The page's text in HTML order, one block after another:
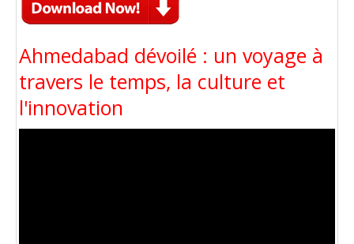
Ahmedabad dévoilé : un voyage à
travers le temps, la culture et
l'innovation